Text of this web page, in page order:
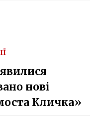
нові
Кличка»